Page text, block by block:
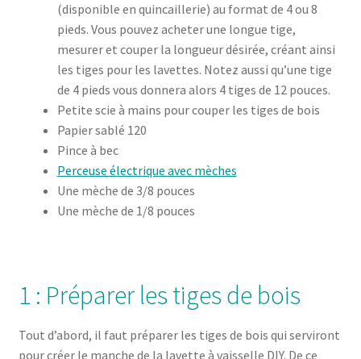
(disponible en quincaillerie) au format de 4 ou 8
pieds. Vous pouvez acheter une longue tige,
mesurer et couper la longueur désirée, créant ainsi
les tiges pour les lavettes. Notez aussi qu’une tige
de 4 pieds vous donnera alors 4 tiges de 12 pouces.
Petite scie à mains pour couper les tiges de bois
Papier sablé 120
Pince à bec
Perceuse électrique avec mèches
Une mèche de 3/8 pouces
Une mèche de 1/8 pouces
1 : Préparer les tiges de bois
Tout d’abord, il faut préparer les tiges de bois qui serviront
pour créer le manche de la lavette à vaisselle DIY. De ce